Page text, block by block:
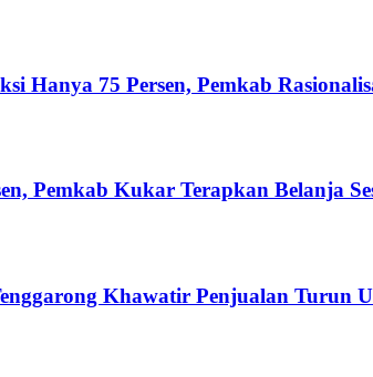
Hanya 75 Persen, Pemkab
Pemkab Kukar Terapkan Belanja
Khawatir Penjualan Turun